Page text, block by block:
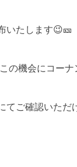
いたします😉🎫
の機会にコー
てご確認いただ